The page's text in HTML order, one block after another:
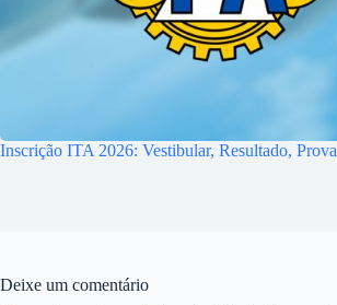
Inscrição ITA 2026: Vestibular, Resultado, Prova
Deixe um comentário